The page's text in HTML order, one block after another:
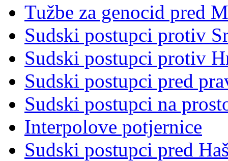
Tužbe za genocid pred
Sudski postupci protiv
Sudski postupci protiv
Sudski postupci pred
Sudski postupci na
Interpolove potjernice
Sudski postupci pred